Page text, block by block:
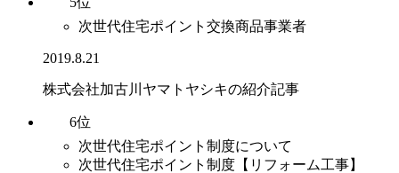
次世代住宅ポイント交換商品事業者
2019.8.21
株式会社加古川ヤマトヤシキの紹介記事
6位
次世代住宅ポイント制度について
次世代住宅ポイント制度【リフォーム工事】